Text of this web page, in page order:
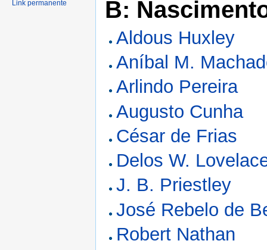
B:
Aldous Huxley
Aníbal M.
Arlindo Pereira
Augusto Cunha
César de Frias
Delos W.
J. B. Priestley
José Rebelo de
Robert Nathan
Link permanente